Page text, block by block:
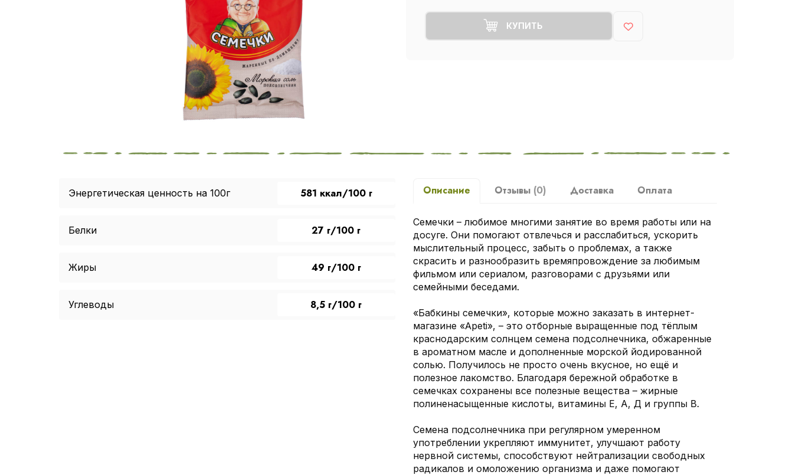
КУПИТЬ
Энергетическая ценность на 100г 581 ккал/100 г
Белки 27 г/100 г
Жиры 49 г/100 г
Углеводы 8,5 г/100 г
Описание Отзывы (0) Доставка Оплата
Семечки – любимое многими занятие во время работы или на
досуге. Они помогают отвлечься и расслабиться, ускорить
мыслительный процесс, забыть о проблемах, а также
скрасить и разнообразить времяпровождение за любимым
фильмом или сериалом, разговорами с друзьями или
семейными беседами.
«Бабкины семечки», которые можно заказать в интернет-
магазине «Apeti», – это отборные выращенные под тёплым
краснодарским солнцем семена подсолнечника, обжаренные
в ароматном масле и дополненные морской йодированной
солью. Получилось не просто очень вкусное, но ещё и
полезное лакомство. Благодаря бережной обработке в
семечках сохранены все полезные вещества – жирные
полиненасыщенные кислоты, витамины Е, А, Д и группы В.
Семена подсолнечника при регулярном умеренном
употреблении укрепляют иммунитет, улучшают работу
нервной системы, способствуют нейтрализации свободных
радикалов и омоложению организма и даже помогают